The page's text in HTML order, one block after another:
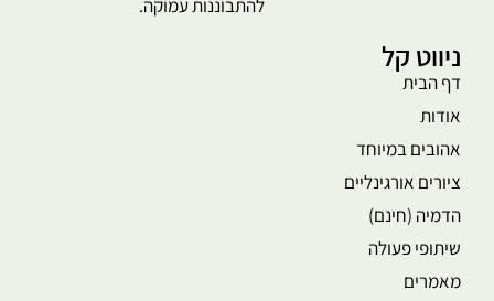
להתבוננות עמוקה.
ניווט קל
דף הבית
אודות
אהובים במיוחד
ציורים אורגינליים
הדמיה (חינם)
שיתופי פעולה
מאמרים